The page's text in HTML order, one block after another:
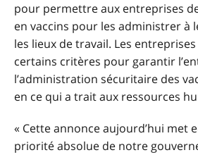
pour permettre aux entreprises
en vaccins pour les administrer à
les lieux de travail. Les
certains critères pour garantir
l’administration sécuritaire des
en ce qui a trait aux ressources
« Cette annonce aujourd’hui met
priorité absolue de notre